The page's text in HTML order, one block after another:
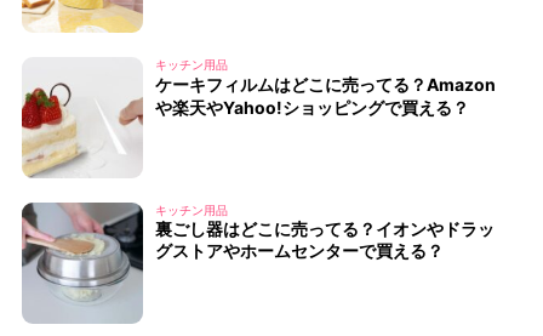
キッチン用品
ケーキフィルムはどこに売ってる？Amazon
や楽天やYahoo!ショッピングで買える？
キッチン用品
裏ごし器はどこに売ってる？イオンやドラッ
グストアやホームセンターで買える？